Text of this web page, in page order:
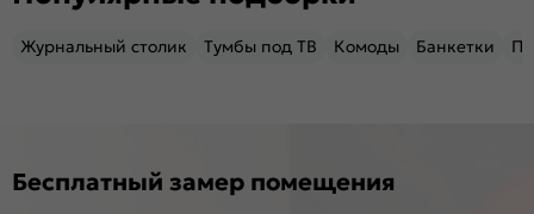
Журнальный столик Тумбы под ТВ Комоды Банкетки
Бесплатный замер помещения